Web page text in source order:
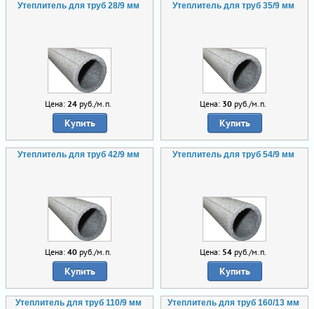
Утеплитель для труб 28/9 мм
Цена: 24руб./м.п.
Купить
Утеплитель для труб 35/9 мм
Цена: 30руб./м.п.
Купить
Утеплитель для труб 42/9 мм
Цена: 40руб./м.п.
Купить
Утеплитель для труб 54/9 мм
Цена: 54руб./м.п.
Купить
Утеплитель для труб 110/9 мм Утеплитель для труб 160/13 мм